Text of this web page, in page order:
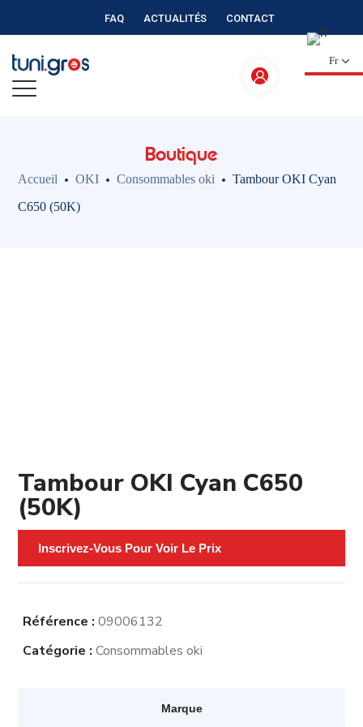
FAQ ACTUALITÉS CONTACT
Fr
Boutique
Accueil OKI Consommables oki
Tambour OKI Cyan
C650 (50K)
Tambour OKI Cyan C650
(50K)
Inscrivez-Vous Pour Voir Le Prix
Référence :09006132
Catégorie :Consommables oki
Marque